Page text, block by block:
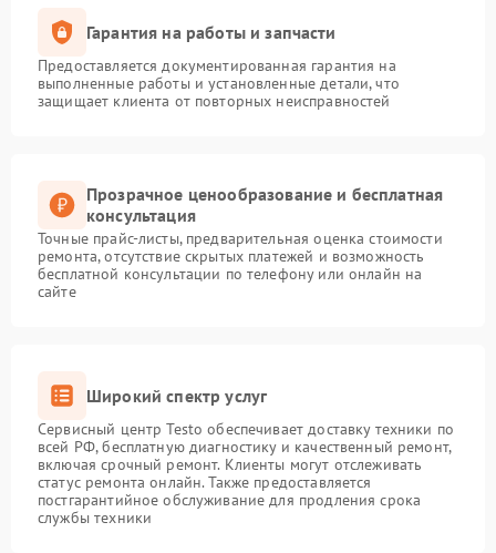
Гарантия на работы и запчасти
Предоставляется документированная гарантия на
выполненные работы и установленные детали, что
защищает клиента от повторных неисправностей
Прозрачное ценообразование и бесплатная
консультация
Точные прайс-листы, предварительная оценка стоимости
ремонта, отсутствие скрытых платежей и возможность
бесплатной консультации по телефону или онлайн на
сайте
Широкий спектр услуг
Сервисный центр Testo обеспечивает доставку техники по
всей РФ, бесплатную диагностику и качественный ремонт,
включая срочный ремонт. Клиенты могут отслеживать
статус ремонта онлайн. Также предоставляется
постгарантийное обслуживание для продления срока
службы техники